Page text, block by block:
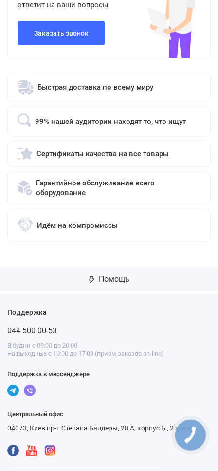
ответит на ваши вопросы
Заказать звонок
Быстрая доставка по всему миру
99% нашей аудитории находят то, что ищут
Сертификаты качества на все товары
Гарантийное обслуживание всего
оборудование
Идём на компромиссы
Помощь
Поддержка
044 500-00-53
В будни с 09:00 до 20:00
На выходных с 10:00 до 17:00 (прием заказов on-line)
Поддержка в мессенджере
Центральный офис
04073, Киев пр-т Степана Бандеры, 28 А, корпус Б , 2 этаж